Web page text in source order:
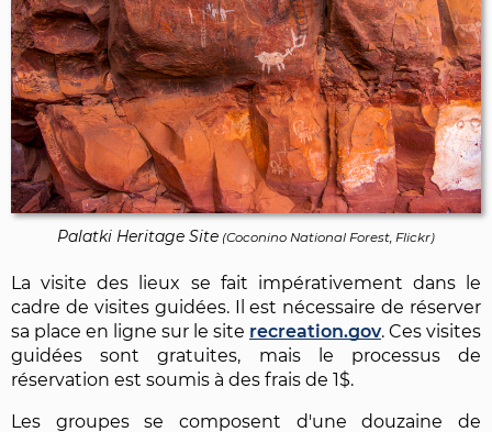
Palatki Heritage Site (Coconino National Forest, Flickr)
La visite des lieux se fait impérativement dans le
cadre de visites guidées. Il est nécessaire de réserver
sa place en ligne sur le site recreation.gov. Ces visites
guidées sont gratuites, mais le processus de
réservation est soumis à des frais de 1$.
Les groupes se composent d'une douzaine de